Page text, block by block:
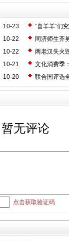
10-23
“喜羊羊”们
10-22
同济师生齐
10-22
两老汉失火
10-21
文化消费季
10-20
联合国评选
暂无评论
点击获取验证码